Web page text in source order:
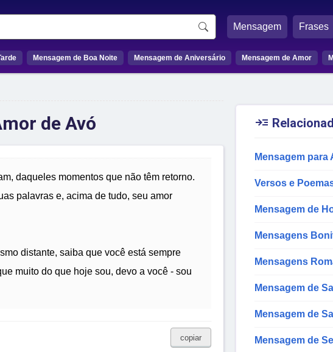
Mensagem Frases
Mensagem de Boa Noite Mensagem de Aniversário Mensagem de Amor
de Avó
daqueles momentos que não têm retorno.
palavras e, acima de tudo, seu amor
distante, saiba que você está sempre
muito do que hoje sou, devo a você - sou
copiar

Mensagem para
Versos e
Mensagem de
Mensagens
Mensagens
Mensagem de
Mensagem de
Mensagem de